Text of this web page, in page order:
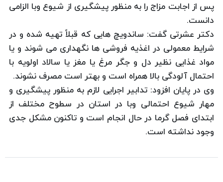
پس از اجابت مزاج را به منظور پیشگیری از شیوع وبا الزامی
دانست.
دكتر عشرتی گفت: ساندویچ هایی كه قبلاً تهیه شده و در
شرایط معمولی در اغذیه فروشی ها نگهداری می شوند و یا
مواد غذایی نظیر دل و جگر مرغ یا مغز یا سالاد اولویه با
احتمال آلودگی بالا همراه است و بهتر است مصرف نشوند.
وی در پایان افزود: تدابیر اجرایی لازم به منظور پیشگیری و
مهار شیوع احتمالی وبا در استان در سطوح مختلف از
ابتدای فصل گرما در حال انجام است و تاكنون مشكل جدی
وجود نداشته است.